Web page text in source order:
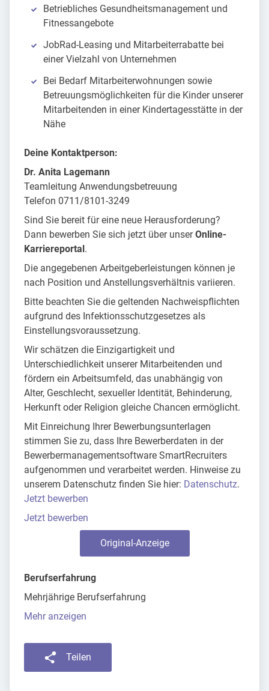
Betriebliches Gesundheitsmanagement und
Fitnessangebote
JobRad-Leasing und Mitarbeiterrabatte bei
einer Vielzahl von Unternehmen
Bei Bedarf Mitarbeiterwohnungen sowie
Betreuungsmöglichkeiten für die Kinder unserer
Mitarbeitenden in einer Kindertagesstätte in der
Nähe
Deine Kontaktperson:
Dr. Anita Lagemann
Teamleitung Anwendungsbetreuung
Telefon 0711/8101-3249
Sind Sie bereit für eine neue Herausforderung?
Dann bewerben Sie sich jetzt über unserOnline-
Karriereportal .
Die angegebenen Arbeitgeberleistungen können je
nach Position und Anstellungsverhältnis variieren.
Bitte beachten Sie die geltenden Nachweispflichten
aufgrund des Infektionsschutzgesetzes als
Einstellungsvoraussetzung.
Wir schätzen die Einzigartigkeit und
Unterschiedlichkeit unserer Mitarbeitenden und
fördern ein Arbeitsumfeld, das unabhängig von
Alter, Geschlecht, sexueller Identität, Behinderung,
Herkunft oder Religion gleiche Chancen ermöglicht.
Mit Einreichung Ihrer Bewerbungsunterlagen
stimmen Sie zu, dass Ihre Bewerberdaten in der
Bewerbermanagementsoftware SmartRecruiters
aufgenommen und verarbeitet werden. Hinweise zu
unserem Datenschutz finden Sie hier: Datenschutz.
Jetzt bewerben
Jetzt bewerben
Original-Anzeige
Berufserfahrung
Mehrjährige Berufserfahrung
Mehr anzeigen
Teilen